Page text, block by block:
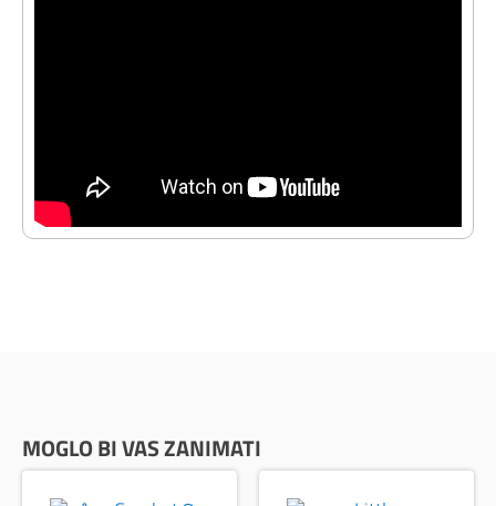
MOGLO BI VAS ZANIMATI